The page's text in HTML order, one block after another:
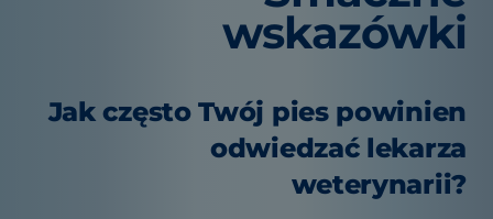
wskazówki
Jak często Twój pies powinien
odwiedzać lekarza
weterynarii?